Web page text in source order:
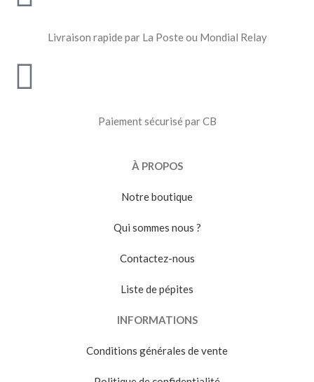
Livraison rapide par La Poste ou Mondial Relay
Paiement sécurisé par CB
À PROPOS
Notre boutique
Qui sommes nous ?
Contactez-nous
Liste de pépites
INFORMATIONS
Conditions générales de vente